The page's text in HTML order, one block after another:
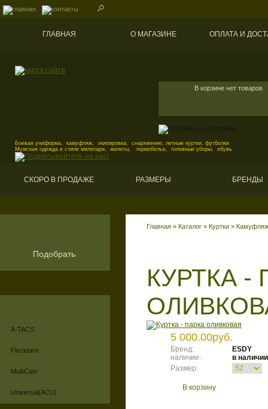
ГЛАВНАЯ О МАГАЗИНЕ ОПЛАТА И
В корзине нет товаров
Боевая униформа, камуфляж, экипировка, снаряжение, летные куртки, футболки
Мужская одежда в стиле милитари, жилеты, термобелье, головные уборы, обувь
СКОРО В ПРОДАЖЕ РАЗМЕРЫ БРЕНДЫ
Подобрать
A-TACS
Flecktarn
MultiCam
Universal(ACU)
Главная » Каталог » Куртки »
КУРТКА -
5 000.00руб.
Бренд:
ESDY
наличие:
в наличии
Размер:
В корзину